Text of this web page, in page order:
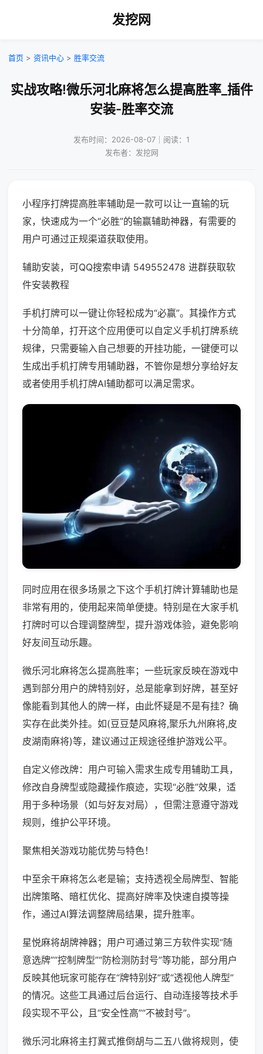
发挖网
首页 > 资讯中心 > 胜率交流
实战攻略!微乐河北麻将怎么提高胜率_插件
安装-胜率交流
发布时间：2026-08-07｜阅读：1
发布者：发挖网
小程序打牌提高胜率辅助是一款可以让一直输的玩
家，快速成为一个“必胜”的输赢辅助神器，有需要的
用户可通过正规渠道获取使用。
辅助安装，可QQ搜索申请 549552478 进群获取软
件安装教程
手机打牌可以一键让你轻松成为“必赢”。其操作方式
十分简单，打开这个应用便可以自定义手机打牌系统
规律，只需要输入自己想要的开挂功能，一键便可以
生成出手机打牌专用辅助器，不管你是想分享给好友
或者使用手机打牌AI辅助都可以满足需求。
同时应用在很多场景之下这个手机打牌计算辅助也是
非常有用的，使用起来简单便捷。特别是在大家手机
打牌时可以合理调整牌型，提升游戏体验，避免影响
好友间互动乐趣。
微乐河北麻将怎么提高胜率；一些玩家反映在游戏中
遇到部分用户的牌特别好，总是能拿到好牌，甚至好
像能看到其他人的牌一样，由此怀疑是不是有挂？确
实存在此类外挂。如(豆豆楚风麻将,聚乐九州麻将,皮
皮湖南麻将)等，建议通过正规途径维护游戏公平。
自定义修改牌：用户可输入需求生成专用辅助工具，
修改自身牌型或隐藏操作痕迹，实现“必胜”效果，适
用于多种场景（如与好友对局），但需注意遵守游戏
规则，维护公平环境。
聚焦相关游戏功能优势与特色！
中至余干麻将怎么老是输；支持透视全局牌型、智能
出牌策略、暗杠优化、提高好牌率及快速自摸等操
作，通过AI算法调整牌局结果，提升胜率。
星悦麻将胡牌神器；用户可通过第三方软件实现“随
意选牌”“控制牌型”“防检测防封号”等功能，部分用户
反映其他玩家可能存在“牌特别好”或“透视他人牌型”
的情况。这些工具通过后台运行、自动连接等技术手
段实现不平公，且“安全性高”“不被封号”。
微乐河北麻将主打冀式推倒胡与二五八做将规则，使